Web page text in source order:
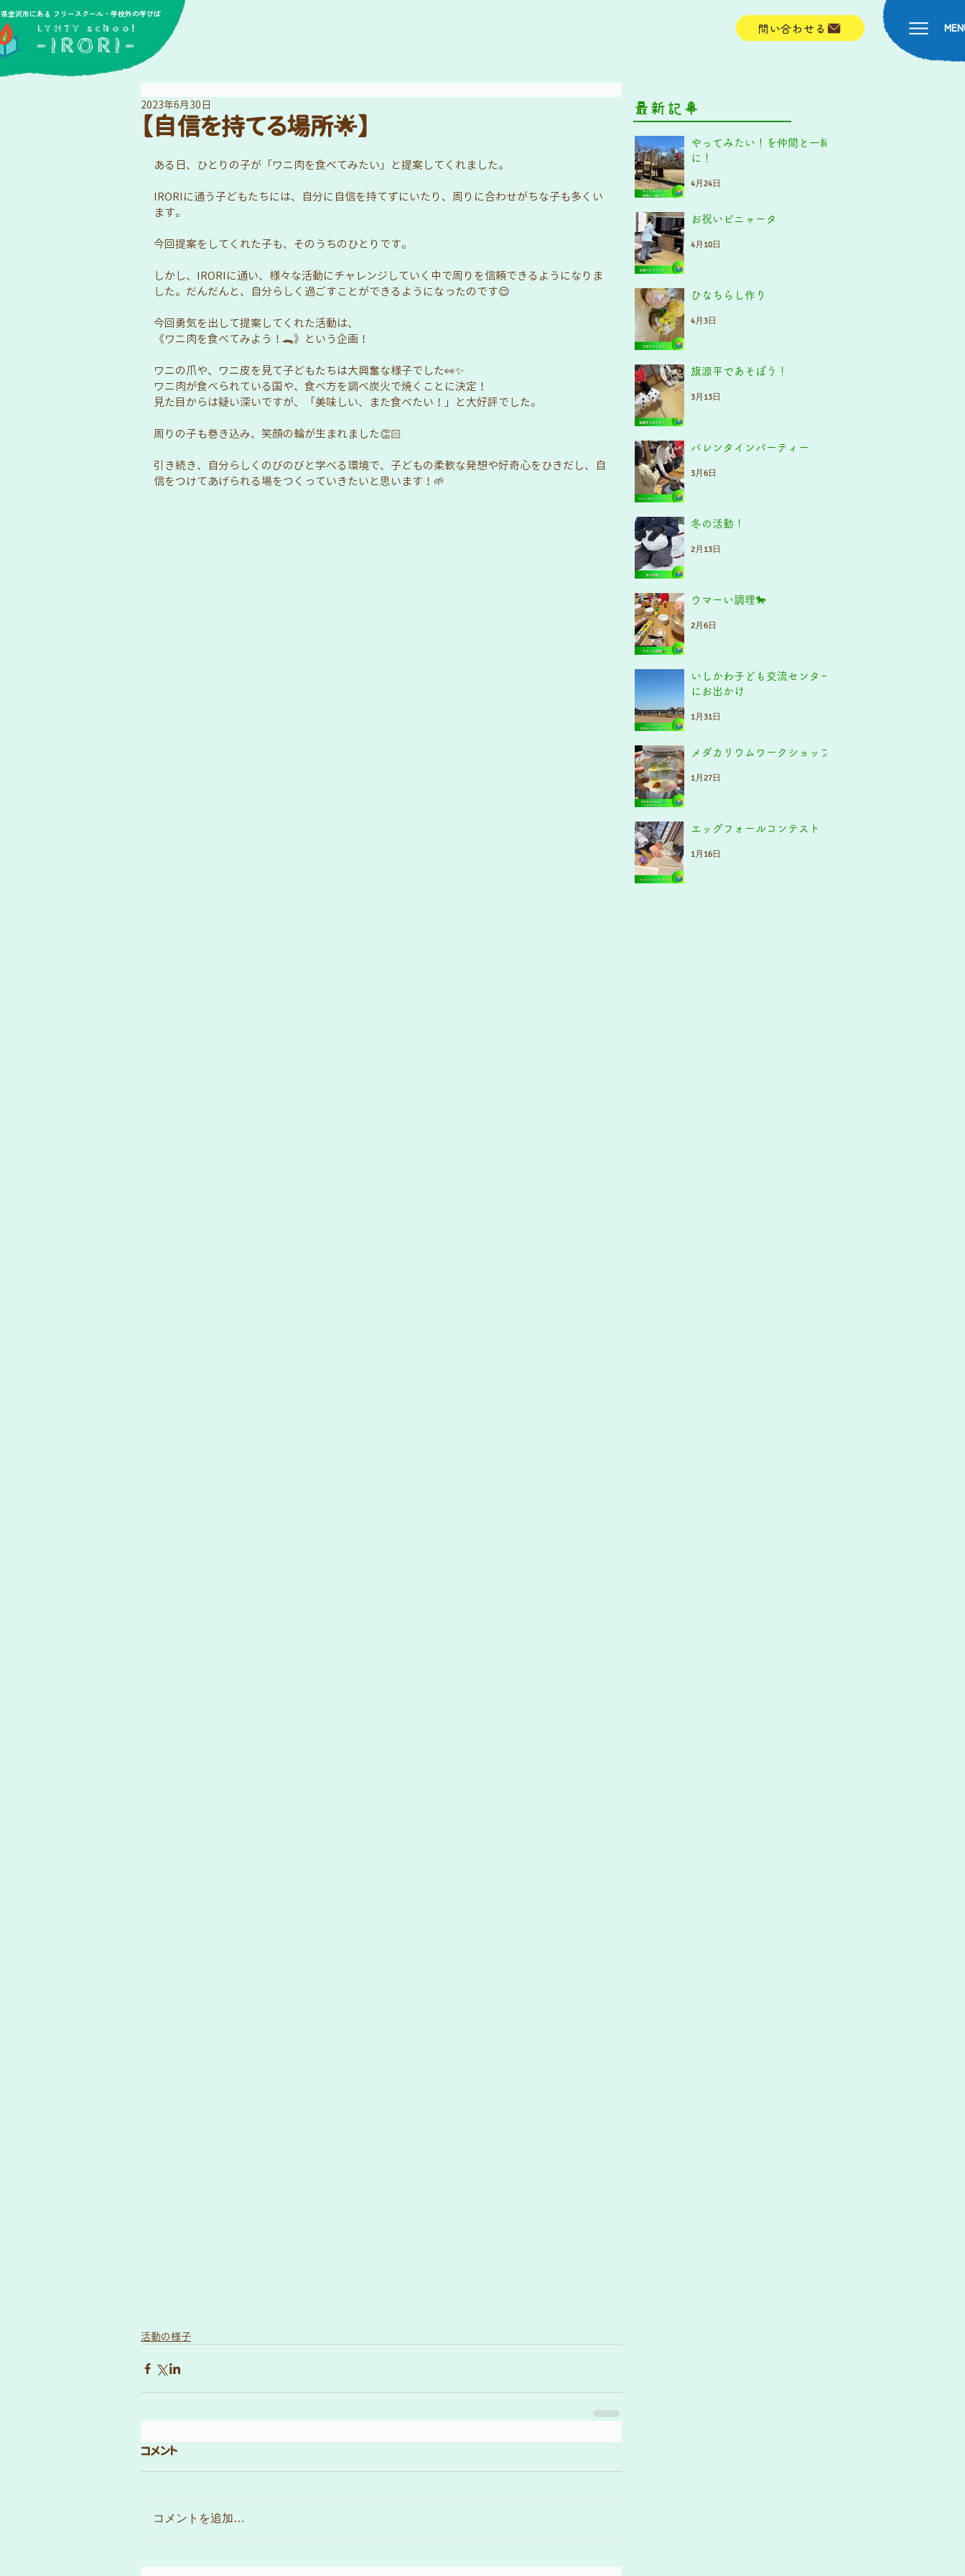
金沢市にある フリースクール・学校外の学びば
​LYHTY school
-IRORI-
問い合わせる
【自信を持てる場所🌟】
2023年6月30日
ある日、ひとりの子が「ワニ肉を食べてみたい」と提案してくれました。
IRORIに通う子どもたちには、自分に自信を持てずにいたり、周りに合わせがちな子も多くい
ます。
今回提案をしてくれた子も、そのうちのひとりです。
しかし、IRORIに通い、様々な活動にチャレンジしていく中で周りを信頼できるようになりま
した。だんだんと、自分らしく過ごすことができるようになったのです😌
今回勇気を出して提案してくれた活動は、
《ワニ肉を食べてみよう！🐊》という企画！
ワニの爪や、ワニ皮を見て子どもたちは大興奮な様子でした👀✨
ワニ肉が食べられている国や、食べ方を調べ炭火で焼くことに決定！
見た目からは疑い深いですが、「美味しい、また食べたい！」と大好評でした。
周りの子も巻き込み、笑顔の輪が生まれました👏🏻
引き続き、自分らしくのびのびと学べる環境で、子どもの柔軟な発想や好奇心をひきだし、自
信をつけてあげられる場をつくっていきたいと思います！🌱
活動の様子
コメント
コメントを追加…
最新記事
やってみたい！を仲間と一緒
に！
4月24日
お祝いピニャータ
4月10日
ひなちらし作り
4月3日
旗源平であそぼう！
3月13日
バレンタインパーティー
3月6日
冬の活動！
2月13日
ウマーい調理🐎
2月6日
いしかわ子ども交流センター
にお出かけ
1月31日
メダカリウムワークショップ
1月27日
エッグフォールコンテスト
1月16日